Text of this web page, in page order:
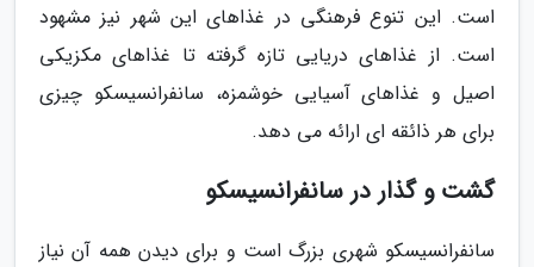
است. این تنوع فرهنگی در غذاهای این شهر نیز مشهود
است. از غذاهای دریایی تازه گرفته تا غذاهای مکزیکی
اصیل و غذاهای آسیایی خوشمزه، سانفرانسیسکو چیزی
برای هر ذائقه ای ارائه می دهد.
گشت و گذار در سانفرانسیسکو
سانفرانسیسکو شهری بزرگ است و برای دیدن همه آن نیاز